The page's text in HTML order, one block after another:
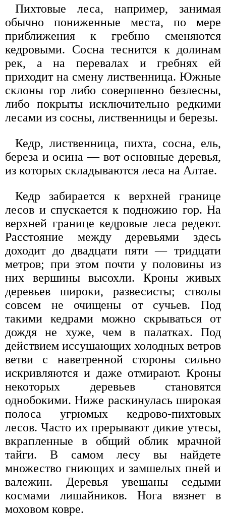
Пихтовые леса, например, занимая
обычно пониженные места, по мере
приближения к гребню сменяются
кедровыми. Сосна теснится к долинам
рек, а на перевалах и гребнях ей
приходит на смену лиственница. Южные
склоны гор либо совершенно безлесны,
либо покрыты исключительно редкими
лесами из сосны, лиственницы и березы.
Кедр, лиственница, пихта, сосна, ель,
береза и осина — вот основные деревья,
из которых складываются леса на Алтае.
Кедр забирается к верхней границе
лесов и спускается к подножию гор. На
верхней границе кедровые леса редеют.
Расстояние между деревьями здесь
доходит до двадцати пяти — тридцати
метров; при этом почти у половины из
них вершины высохли. Кроны живых
деревьев широки, развесисты; стволы
совсем не очищены от сучьев. Под
такими кедрами можно скрываться от
дождя не хуже, чем в палатках. Под
действием иссушающих холодных ветров
ветви с наветренной стороны сильно
искривляются и даже отмирают. Кроны
некоторых деревьев становятся
однобокими. Ниже раскинулась широкая
полоса угрюмых кедрово-пихтовых
лесов. Часто их прерывают дикие утесы,
вкрапленные в общий облик мрачной
тайги. В самом лесу вы найдете
множество гниющих и замшелых пней и
валежин. Деревья увешаны седыми
космами лишайников. Нога вязнет в
моховом ковре.